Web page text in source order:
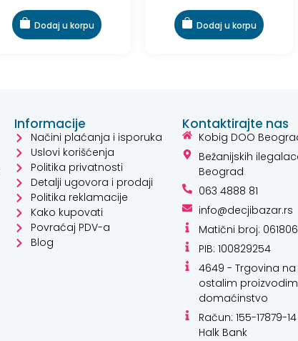
Dodaj u korpu Dodaj u korpu
Informacije
Načini plaćanja i isporuka
Uslovi korišćenja
Politika privatnosti
Detalji ugovora i prodaji
Politika reklamacije
Kako kupovati
Povraćaj PDV-a
Blog
Kontaktirajte nas
Kobig DOO
Bežanijskih
Beograd
063 4888 81
info@decjibazar.rs
Matični broj:
PIB: 100829254
4649 - Trgovina na
ostalim
domaćinstvo
Račun: 155-17879-14
Halk Bank